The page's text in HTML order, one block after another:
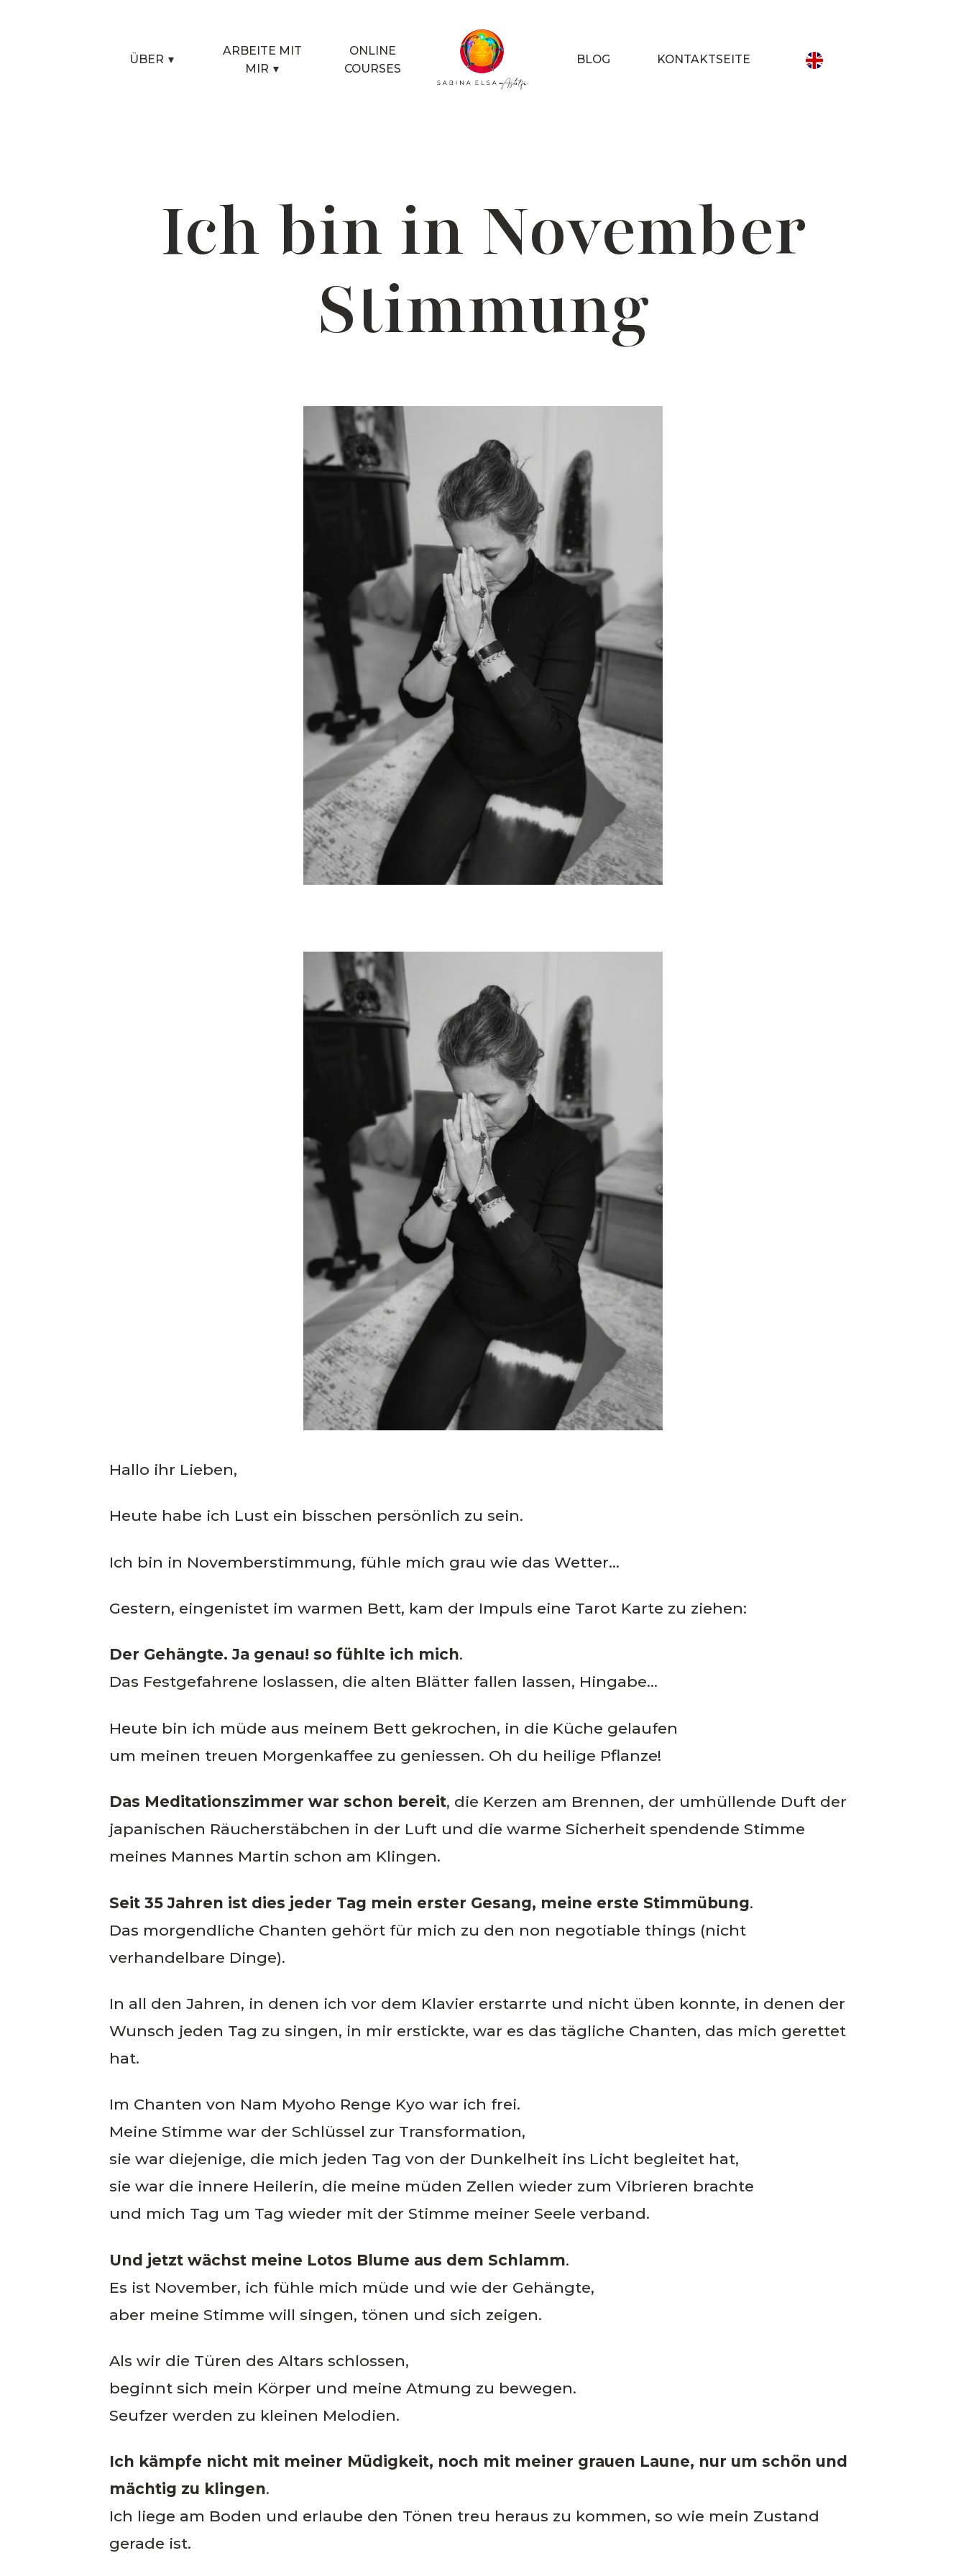
ÜBER ▾
ARBEITE MIT
MIR ▾
ONLINE
COURSES
BLOG KONTAKTSEITE
Ich bin in November
Stimmung
Hallo ihr Lieben,
Heute habe ich Lust ein bisschen persönlich zu sein.
Ich bin in Novemberstimmung, fühle mich grau wie das Wetter…
Gestern, eingenistet im warmen Bett, kam der Impuls eine Tarot Karte zu ziehen:
Der Gehängte. Ja genau! so fühlte ich mich.
Das Festgefahrene loslassen, die alten Blätter fallen lassen, Hingabe…
Heute bin ich müde aus meinem Bett gekrochen, in die Küche gelaufen
um meinen treuen Morgenkaffee zu geniessen. Oh du heilige Pflanze!
Das Meditationszimmer war schon bereit, die Kerzen am Brennen, der umhüllende Duft der
japanischen Räucherstäbchen in der Luft und die warme Sicherheit spendende Stimme
meines Mannes Martin schon am Klingen.
Seit 35 Jahren ist dies jeder Tag mein erster Gesang, meine erste Stimmübung.
Das morgendliche Chanten gehört für mich zu den non negotiable things (nicht
verhandelbare Dinge).
In all den Jahren, in denen ich vor dem Klavier erstarrte und nicht üben konnte, in denen der
Wunsch jeden Tag zu singen, in mir erstickte, war es das tägliche Chanten, das mich gerettet
hat.
Im Chanten von Nam Myoho Renge Kyo war ich frei.
Meine Stimme war der Schlüssel zur Transformation,
sie war diejenige, die mich jeden Tag von der Dunkelheit ins Licht begleitet hat,
sie war die innere Heilerin, die meine müden Zellen wieder zum Vibrieren brachte
und mich Tag um Tag wieder mit der Stimme meiner Seele verband.
Und jetzt wächst meine Lotos Blume aus dem Schlamm.
Es ist November, ich fühle mich müde und wie der Gehängte,
aber meine Stimme will singen, tönen und sich zeigen.
Als wir die Türen des Altars schlossen,
beginnt sich mein Körper und meine Atmung zu bewegen.
Seufzer werden zu kleinen Melodien.
Ich kämpfe nicht mit meiner Müdigkeit, noch mit meiner grauen Laune, nur um schön und
mächtig zu klingen.
Ich liege am Boden und erlaube den Tönen treu heraus zu kommen, so wie mein Zustand
gerade ist.